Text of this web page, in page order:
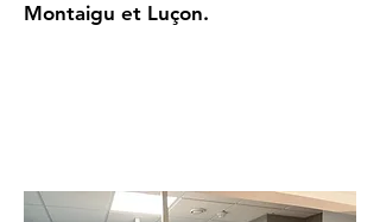
Montaigu et Luçon.